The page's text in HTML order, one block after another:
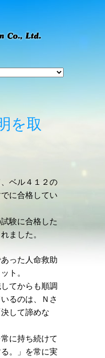
を取
ベル４１２の
に合格してい
験に合格した
ました。
った人命救助
ト。
てからも順調
るのは、Ｎさ
して諦めな
に持ち続けて
。」を常に実